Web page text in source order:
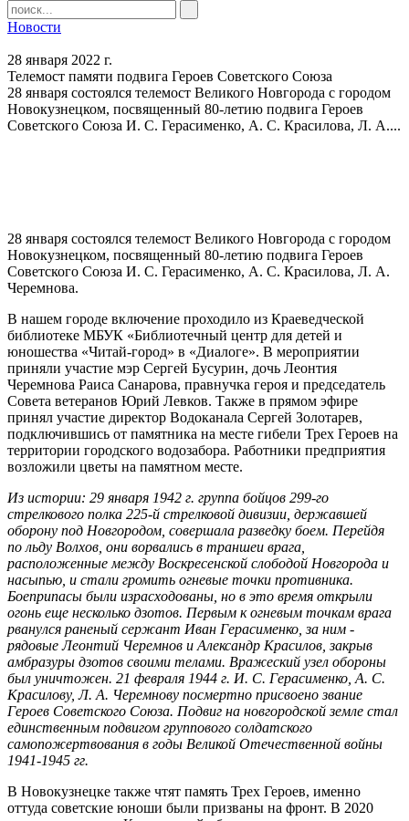
Новости
28 января 2022 г.
Телемост памяти подвига Героев Советского Союза
28 января состоялся телемост Великого Новгорода с городом
Новокузнецком, посвященный 80-летию подвига Героев
Советского Союза И. С. Герасименко, А. С. Красилова, Л. А....
28 января состоялся телемост Великого Новгорода с городом
Новокузнецком, посвященный 80-летию подвига Героев
Советского Союза И. С. Герасименко, А. С. Красилова, Л. А.
Черемнова.
В нашем городе включение проходило из Краеведческой
библиотеке МБУК «Библиотечный центр для детей и
юношества «Читай-город» в «Диалоге». В мероприятии
приняли участие мэр Сергей Бусурин, дочь Леонтия
Черемнова Раиса Санарова, правнучка героя и председатель
Совета ветеранов Юрий Левков. Также в прямом эфире
принял участие директор Водоканала Сергей Золотарев,
подключившись от памятника на месте гибели Трех Героев на
территории городского водозабора. Работники предприятия
возложили цветы на памятном месте.
Из истории: 29 января 1942 г. группа бойцов 299-го
стрелкового полка 225-й стрелковой дивизии, державшей
оборону под Новгородом, совершала разведку боем. Перейдя
по льду Волхов, они ворвались в траншеи врага,
расположенные между Воскресенской слободой Новгорода и
насыпью, и стали громить огневые точки противника.
Боеприпасы были израсходованы, но в это время открыли
огонь еще несколько дзотов. Первым к огневым точкам врага
рванулся раненый сержант Иван Герасименко, за ним -
рядовые Леонтий Черемнов и Александр Красилов, закрыв
амбразуры дзотов своими телами. Вражеский узел обороны
был уничтожен. 21 февраля 1944 г. И. С. Герасименко, А. С.
Красилову, Л. А. Черемнову посмертно присвоено звание
Героев Советского Союза. Подвиг на новгородской земле стал
единственным подвигом группового солдатского
самопожертвования в годы Великой Отечественной войны
1941-1945 гг.
В Новокузнецке также чтят память Трех Героев, именно
оттуда советские юноши были призваны на фронт. В 2020